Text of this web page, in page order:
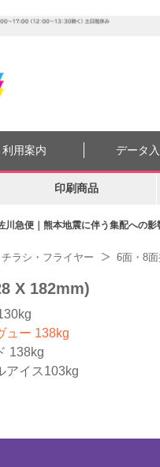
川急便｜熊本地震に伴う集配への
利用案内 データ
印刷商品
チラシ・フライヤー 6面・8
X 182mm)
ュー 138kg
138kg
アイス103kg